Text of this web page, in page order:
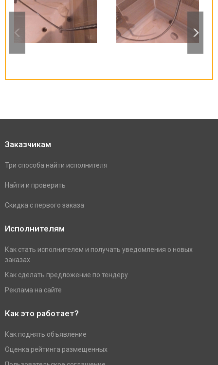
Заказчикам
Три способа найти исполнителя
Найти и проверить
Скидка с первого заказа
Исполнителям
Как стать исполнителем и получать уведомления о новых
заказах
Как сделать предложение по тендеру
Реклама на сайте
Как это работает?
Как поднять объявление
Оценка рейтинга размещенных